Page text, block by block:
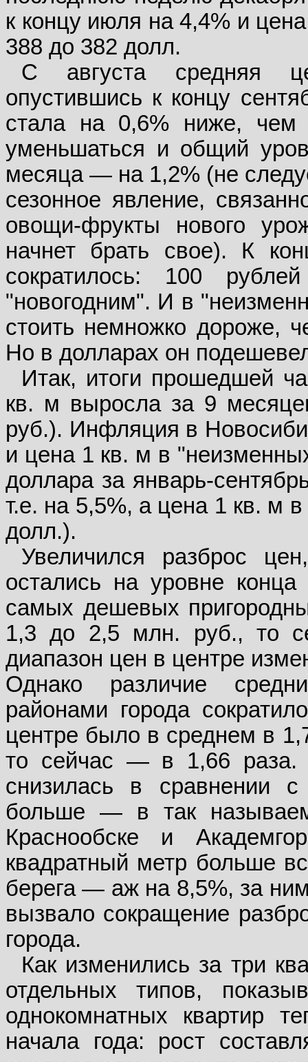
к концу июля на 4,4% и
388 до 382 долл.
С августа средняя
опустившись к концу
стала на 0,6% ниже,
уменьшаться и общий
месяца — на 1,2% (не
сезонное явление,
овощи-фрукты нового
начнет брать свое). К
сократилось: 100
"новогодним". И в
стоить немножко дороже,
Но в долларах он
Итак, итоги прошедшей
кв. м выросла за 9
руб.). Инфляция в
и цена 1 кв. м в
доллара за январь-
т.е. на 5,5%, а цена 1 кв. м
долл.).
Увеличился разброс
остались на уровне
самых дешевых
1,3 до 2,5 млн. руб., то
диапазон цен в центре
Однако различие
районами города
центре было в среднем в
то сейчас — в 1,66
снизилась в сравнении
больше — в так
Краснообске и
квадратный метр больше
берега — аж на 8,5%, за
вызвало сокращение
города.
Как изменились за три
отдельных типов,
однокомнатных квартир
начала года: рост